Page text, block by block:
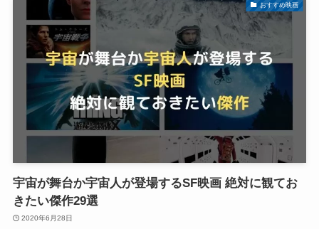
おすすめ映画
宇宙が舞台か宇宙人が登場するSF映画 絶対に観てお
きたい傑作29選
2020年6月28日